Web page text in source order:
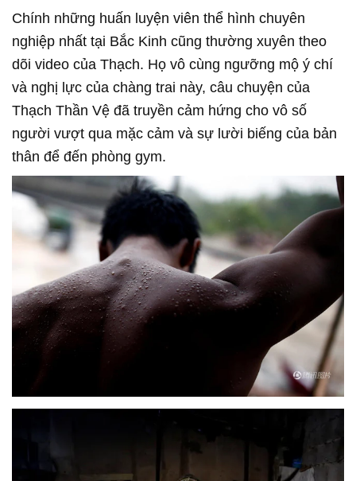
Chính những huấn luyện viên thể hình chuyên
nghiệp nhất tại Bắc Kinh cũng thường xuyên theo
dõi video của Thạch. Họ vô cùng ngưỡng mộ ý chí
và nghị lực của chàng trai này, câu chuyện của
Thạch Thần Vệ đã truyền cảm hứng cho vô số
người vượt qua mặc cảm và sự lười biếng của bản
thân để đến phòng gym.